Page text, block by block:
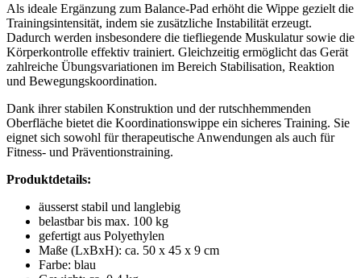
Als ideale Ergänzung zum Balance-Pad erhöht die Wippe gezielt die
Trainingsintensität, indem sie zusätzliche Instabilität erzeugt.
Dadurch werden insbesondere die tiefliegende Muskulatur sowie die
Körperkontrolle effektiv trainiert. Gleichzeitig ermöglicht das Gerät
zahlreiche Übungsvariationen im Bereich Stabilisation, Reaktion
und Bewegungskoordination.
Dank ihrer stabilen Konstruktion und der rutschhemmenden
Oberfläche bietet die Koordinationswippe ein sicheres Training. Sie
eignet sich sowohl für therapeutische Anwendungen als auch für
Fitness- und Präventionstraining.
Produktdetails:
äusserst stabil und langlebig
belastbar bis max. 100 kg
gefertigt aus Polyethylen
Maße (LxBxH): ca. 50 x 45 x 9 cm
Farbe: blau